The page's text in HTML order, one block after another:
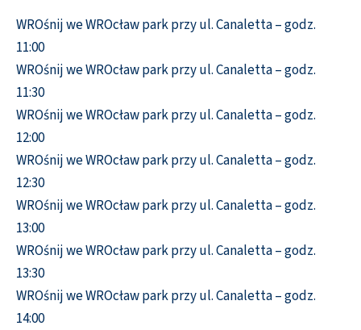
WROśnij we WROcław park przy ul. Canaletta – godz.
11:00
WROśnij we WROcław park przy ul. Canaletta – godz.
11:30
WROśnij we WROcław park przy ul. Canaletta – godz.
12:00
WROśnij we WROcław park przy ul. Canaletta – godz.
12:30
WROśnij we WROcław park przy ul. Canaletta – godz.
13:00
WROśnij we WROcław park przy ul. Canaletta – godz.
13:30
WROśnij we WROcław park przy ul. Canaletta – godz.
14:00